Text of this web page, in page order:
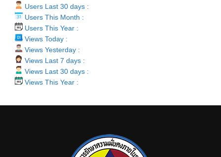
Users Last 30 days :
Users This Month :
Users This Year :
Views Today :
Views Yesterday :
Views Last 7 days :
Views Last 30 days :
Views This Year :